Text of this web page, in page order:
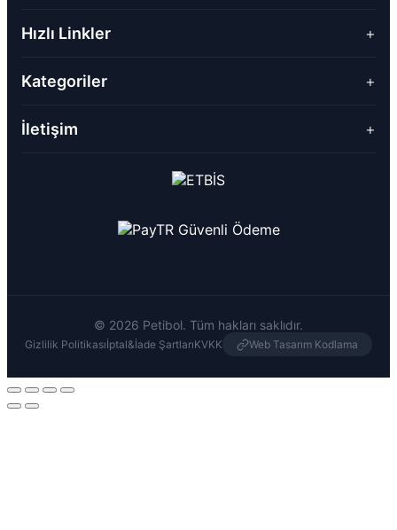
Hızlı Linkler +
Kategoriler +
İletişim +
© 2026 Petibol. Tüm hakları saklıdır.
Gizlilik Politikasıİptal&İade ŞartlarıKVKK Web Tasarım Kodlama